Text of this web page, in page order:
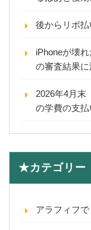
後からリボ
iPhoneが壊
の審査結果に
2026年4月
の学費の支払
★カテゴリー
アラフィフで